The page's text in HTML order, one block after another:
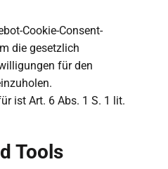
Cookie-Consent-
die gesetzlich
für den
ist Art. 6 Abs. 1 S. 1 lit.
Tools